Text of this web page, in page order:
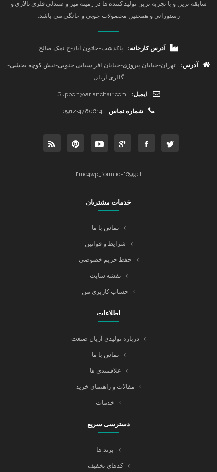
سابقه ترین و با تجربه ترین تولید کننده ها در زمینه میز و صندلی فلزی تالاری و
رستورانی و همچنین محصولات چوبی و خانگی می باشد.
آدرس کارخانه: پاکدشت-خاتون آباد-خ نمک صالح
آدرس:
تهران-خیابان پیروزی-خیابان افراسیابی جنوبی-نبش کوچه بخشی-
گالری آریان
ایمیل: Support@arianchair.com
شماره تماس: 0912-4780614
[mc4wp_form id="6990"]
خدمات مشتریان
تماس با ما
شرایط و قوانین
حفظ حریم خصوصی
نقشه سایت
حساب کاربری من
اطلاعات
درباره تولیدی آریان صنعت
تماس با ما
علاقمندی ها
مقالات و راهنمای خرید
خدمات
دسترسی سریع
برند ها
کدهای تخفیف